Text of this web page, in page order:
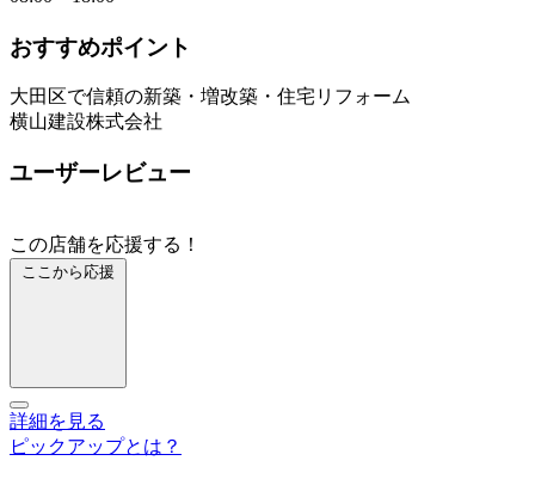
おすすめポイント
大田区で信頼の新築・増改築・住宅リフォーム
横山建設株式会社
ユーザーレビュー
この店舗を応援する！
ここから応援
詳細を見る
ピックアップとは？